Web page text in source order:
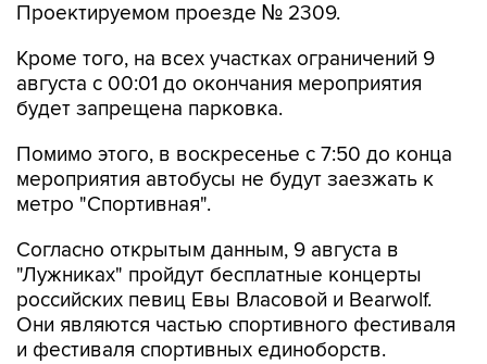
Проектируемом проезде № 2309.
Кроме того, на всех участках ограничений 9
августа с 00:01 до окончания мероприятия
будет запрещена парковка.
Помимо этого, в воскресенье с 7:50 до конца
мероприятия автобусы не будут заезжать к
метро "Спортивная".
Согласно открытым данным, 9 августа в
"Лужниках" пройдут бесплатные концерты
российских певиц Евы Власовой и Bearwolf.
Они являются частью спортивного фестиваля
и фестиваля спортивных единоборств.